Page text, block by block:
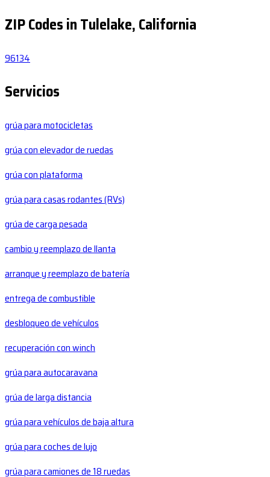
ZIP Codes in Tulelake, California
96134
Servicios
grúa para motocicletas
grúa con elevador de ruedas
grúa con plataforma
grúa para casas rodantes (RVs)
grúa de carga pesada
cambio y reemplazo de llanta
arranque y reemplazo de batería
entrega de combustible
desbloqueo de vehículos
recuperación con winch
grúa para autocaravana
grúa de larga distancia
grúa para vehículos de baja altura
grúa para coches de lujo
grúa para camiones de 18 ruedas